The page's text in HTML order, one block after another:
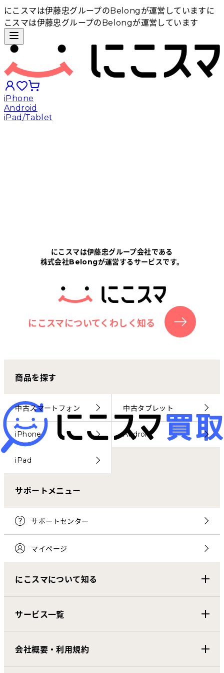
にこスマは伊藤忠グループのBelongが運営しています に
こスマは伊藤忠グループのBelongが運営しています
iPhone
Android
iPad/Tablet
にこスマについて
サポートセンター
お客さまの声
にこスマ通信
マイページ
にこスマは伊藤忠グループ会社である
株式会社Belongが運営するサービスです。
にこスマについてくわしく知る
商品を探す
中古スマートフォン 中古タブレット
iPhone Android
iPad
サポートメニュー
サポートセンター
マイページ
にこスマについて知る
サービス一覧
会社概要・利用規約